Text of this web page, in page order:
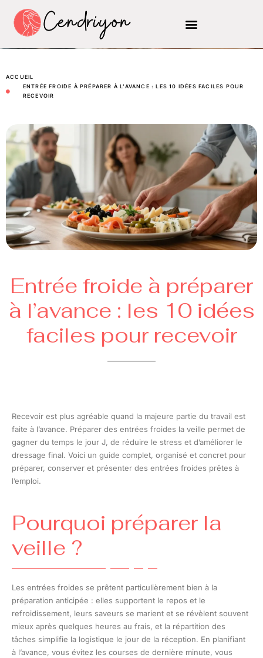
ACCUEIL
ENTRÉE FROIDE À PRÉPARER À L’AVANCE : LES 10 IDÉES FACILES POUR
RECEVOIR
Entrée froide à préparer
à l’avance : les 10 idées
faciles pour recevoir
Recevoir est plus agréable quand la majeure partie du travail est
faite à l’avance. Préparer des entrées froides la veille permet de
gagner du temps le jour J, de réduire le stress et d’améliorer le
dressage final. Voici un guide complet, organisé et concret pour
préparer, conserver et présenter des entrées froides prêtes à
l’emploi.
Pourquoi préparer la
veille ?
Les entrées froides se prêtent particulièrement bien à la
préparation anticipée : elles supportent le repos et le
refroidissement, leurs saveurs se marient et se révèlent souvent
mieux après quelques heures au frais, et la répartition des
tâches simplifie la logistique le jour de la réception. En planifiant
à l’avance, vous évitez les courses de dernière minute, vous